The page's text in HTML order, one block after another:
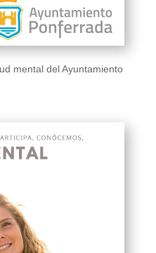
mental del Ayuntamiento